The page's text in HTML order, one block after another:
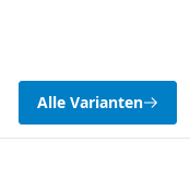
Alle Varianten